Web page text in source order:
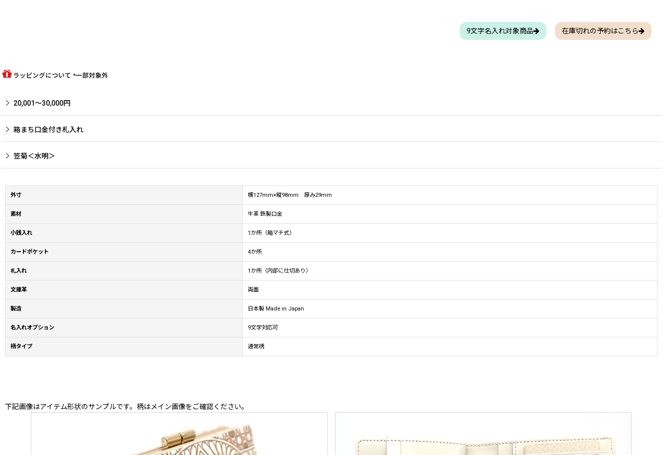
9文字名入れ対象商品 在庫切れの予約はこちら
ラッピングについて *一部対象外
20,001〜30,000円
箱まち口金付き札入れ
笠菊＜水明＞
外寸 横127mm×縦98mm 厚み29mm
素材 牛革 鉄製口金
小銭入れ 1か所（箱マチ式）
カードポケット 4か所
札入れ 1か所（内部に仕切あり）
文庫革 両面
製造 日本製 Made in Japan
名入れオプション 9文字対応可
柄タイプ 通常柄
下記画像はアイテム形状のサンプルです。柄はメイン画像をご確認ください。